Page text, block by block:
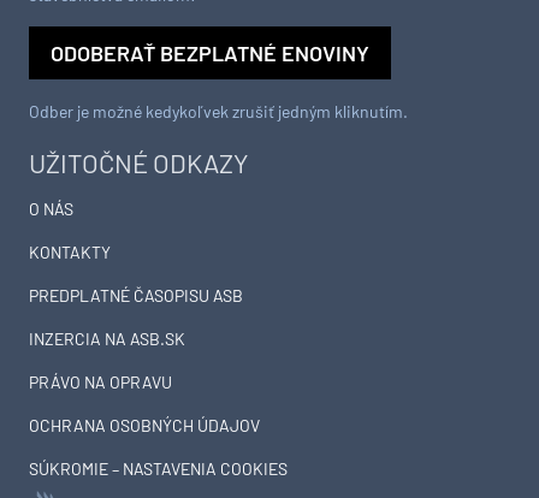
UŽITOČNÉ ODKAZY
O NÁS
KONTAKTY
PREDPLATNÉ ČASOPISU ASB
INZERCIA NA ASB.SK
PRÁVO NA OPRAVU
OCHRANA OSOBNÝCH ÚDAJOV
SÚKROMIE – NASTAVENIA COOKIES
ODOBERAŤ BEZPLATNÉ ENOVINY
Odber je možné kedykoľvek zrušiť jedným kliknutím.